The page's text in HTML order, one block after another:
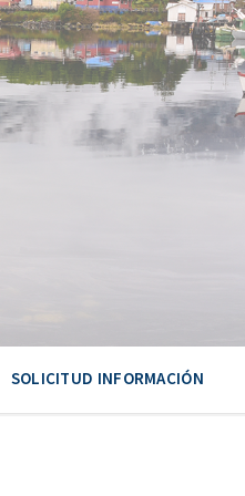
SOLICITUD INFORMACIÓN